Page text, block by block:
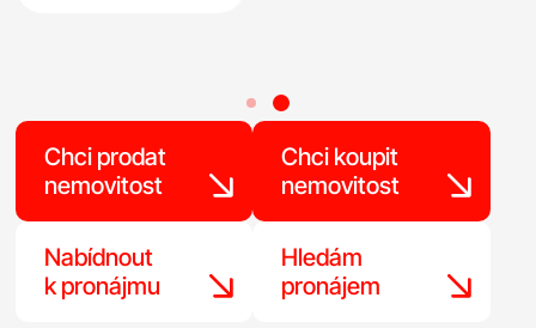
Chci prodat
nemovitost
Chci koupit
nemovitost
Nabídnout
k pronájmu
Hledám
pronájem